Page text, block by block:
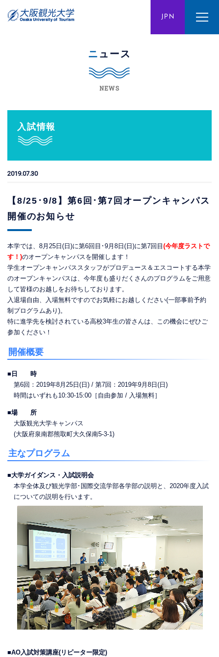
JPN
ENG CHN
ニュース
NEWS
入試情報
2019.07.30
【8/25･9/8】第6回･第7回オープンキャンパス
開催のお知らせ
本学では、8月25日(日)に第6回目･9月8日(日)に第7回目 (今年度ラストで
す！)のオープンキャンパスを開催します！
学生オープンキャンパススタッフがプロデュース＆エスコートする本学
のオープンキャンパスは、今年度も盛りだくさんのプログラムをご用意
して皆様のお越しをお待ちしております。
入退場自由、入場無料ですのでお気軽にお越しください(一部事前予約
制プログラムあり)。
特に進学先を検討されている高校3年生の皆さんは、この機会にぜひご
参加ください！
開催概要
■日 時
第6回：2019年8月25日(日) / 第7回：2019年9月8日(日)
時間はいずれも10:30-15:00［自由参加 / 入場無料］
■場 所
大阪観光大学キャンパス
(大阪府泉南郡熊取町大久保南5-3-1)
主なプログラム
■大学ガイダンス・入試説明会
本学全体及び観光学部･国際交流学部各学部の説明と、2020年度入試
についての説明を行います。
■AO入試対策講座(リピーター限定)